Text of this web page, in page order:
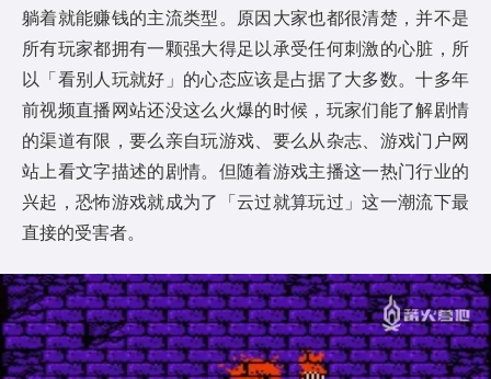
躺着就能赚钱的主流类型。原因大家也都很清楚，并不是
所有玩家都拥有一颗强大得足以承受任何刺激的心脏，所
以「看别人玩就好」的心态应该是占据了大多数。十多年
前视频直播网站还没这么火爆的时候，玩家们能了解剧情
的渠道有限，要么亲自玩游戏、要么从杂志、游戏门户网
站上看文字描述的剧情。但随着游戏主播这一热门行业的
兴起，恐怖游戏就成为了「云过就算玩过」这一潮流下最
直接的受害者。